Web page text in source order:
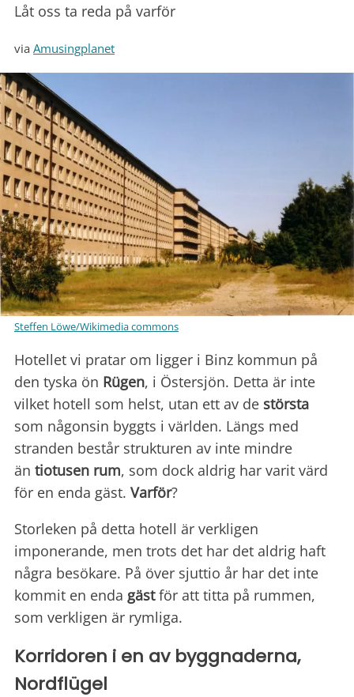
Låt oss ta reda på varför
via Amusingplanet
Steffen Löwe/Wikimedia commons
Hotellet vi pratar om ligger i Binz kommun på
den tyska ön Rügen, i Östersjön. Detta är inte
vilket hotell som helst, utan ett av de största
som någonsin byggts i världen. Längs med
stranden består strukturen av inte mindre
än tiotusen rum, som dock aldrig har varit värd
för en enda gäst. Varför?
Storleken på detta hotell är verkligen
imponerande, men trots det har det aldrig haft
några besökare. På över sjuttio år har det inte
kommit en enda gästför att titta på rummen,
som verkligen är rymliga.
Korridoren i en av byggnaderna,
Nordflügel